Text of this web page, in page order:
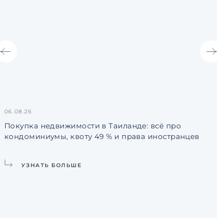
06.08.26
Покупка недвижимости в Таиланде: всё про
кондоминиумы, квоту 49 % и права иностранцев
УЗНАТЬ БОЛЬШЕ